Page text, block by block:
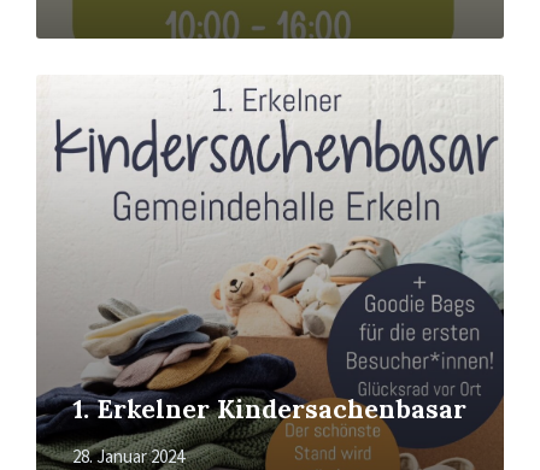
1. Erkelner Kindersachenbasar
28. Januar 2024